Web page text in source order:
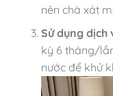
nên chà xát
Sử dụng dịch
kỳ 6 tháng/
nước để khử